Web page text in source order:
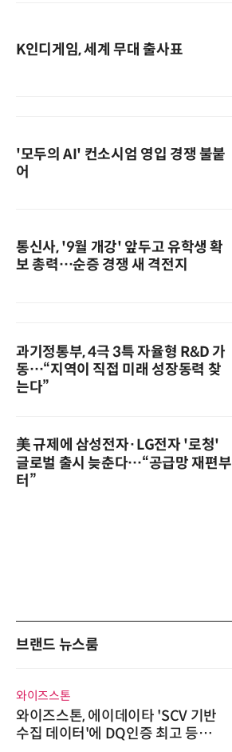
K인디게임, 세계 무대 출사표
'모두의 AI' 컨소시엄 영입 경쟁 불붙
어
통신사, '9월 개강' 앞두고 유학생 확
보 총력…순증 경쟁 새 격전지
과기정통부, 4극 3특 자율형 R&D 가
동…“지역이 직접 미래 성장동력 찾
는다”
美 규제에 삼성전자·LG전자 '로청'
글로벌 출시 늦춘다…“공급망 재편부
터”
브랜드 뉴스룸
와이즈스톤
와이즈스톤, 에이데이타 'SCV 기반
수집 데이터'에 DQ인증 최고 등급